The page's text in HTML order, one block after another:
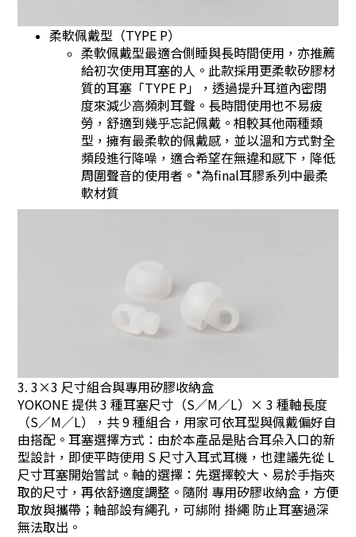
柔軟佩戴型（TYPE P）
柔軟佩戴型最適合側睡與長時間使用，亦推薦
給初次使用耳塞的人。此款採用更柔軟矽膠材
質的耳塞「TYPE P」，透過提升耳道內密閉
度來減少高頻刺耳聲。長時間使用也不易疲
勞，舒適到幾乎忘記佩戴。相較其他兩種類
型，擁有最柔軟的佩戴感，並以溫和方式對全
頻段進行降噪，適合希望在無違和感下，降低
周圍聲音的使用者。*為final耳膠系列中最柔
軟材質
3. 3×3 尺寸組合與專用矽膠收納盒
YOKONE 提供 3 種耳塞尺寸（S／M／L）× 3 種軸長度
（S／M／L），共 9 種組合，用家可依耳型與佩戴偏好自
由搭配。耳塞選擇方式：由於本產品是貼合耳朵入口的新
型設計，即使平時使用 S 尺寸入耳式耳機，也建議先從 L
尺寸耳塞開始嘗試。軸的選擇：先選擇較大、易於手指夾
取的尺寸，再依舒適度調整。隨附 專用矽膠收納盒，方便
取放與攜帶；軸部設有繩孔，可綁附 掛繩 防止耳塞過深
無法取出。